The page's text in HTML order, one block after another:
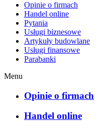
Opinie o firmach
Handel online
Pytania
Usługi biznesowe
Artykuły budowlane
Usługi finansowe
Parabanki
Menu
Opinie o firmach
Handel online